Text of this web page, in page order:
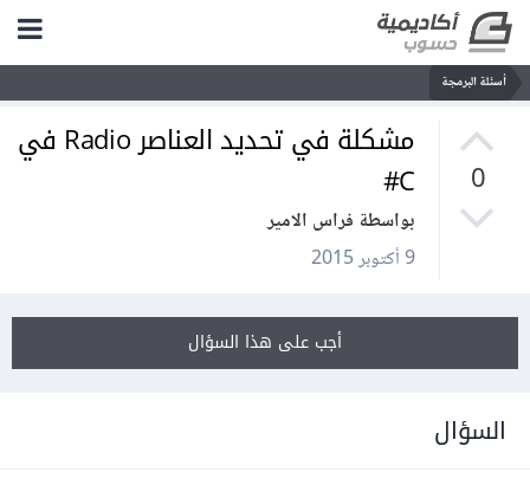
أسئلة البرمجة
0
مشكلة في تحديد العناصر Radio في
C#
بواسطة فراس الامير
9 أكتوبر 2015
أجب على هذا السؤال
السؤال